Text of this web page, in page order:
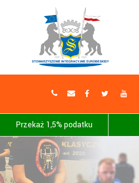
Przekaż 1,5% podatku